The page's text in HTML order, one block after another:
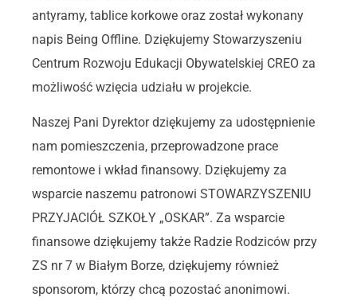
antyramy, tablice korkowe oraz został wykonany
napis Being Offline. Dziękujemy Stowarzyszeniu
Centrum Rozwoju Edukacji Obywatelskiej CREO za
możliwość wzięcia udziału w projekcie.
Naszej Pani Dyrektor dziękujemy za udostępnienie
nam pomieszczenia, przeprowadzone prace
remontowe i wkład finansowy. Dziękujemy za
wsparcie naszemu patronowi STOWARZYSZENIU
PRZYJACIÓŁ SZKOŁY „OSKAR”. Za wsparcie
finansowe dziękujemy także Radzie Rodziców przy
ZS nr 7 w Białym Borze, dziękujemy również
sponsorom, którzy chcą pozostać anonimowi.